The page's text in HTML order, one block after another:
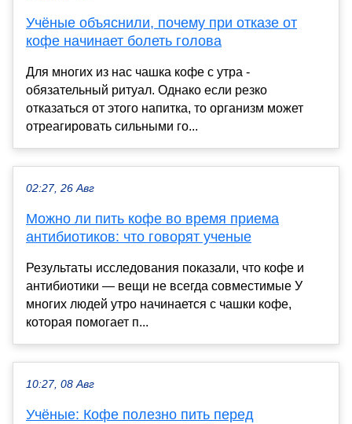
Учёные объяснили, почему при отказе от
кофе начинает болеть голова
Для многих из нас чашка кофе с утра -
обязательный ритуал. Однако если резко
отказаться от этого напитка, то организм может
отреагировать сильными го...
02:27, 26 Авг
Можно ли пить кофе во время приема
антибиотиков: что говорят ученые
Результаты исследования показали, что кофе и
антибиотики — вещи не всегда совместимые У
многих людей утро начинается с чашки кофе,
которая помогает п...
10:27, 08 Авг
Учёные: Кофе полезно пить перед